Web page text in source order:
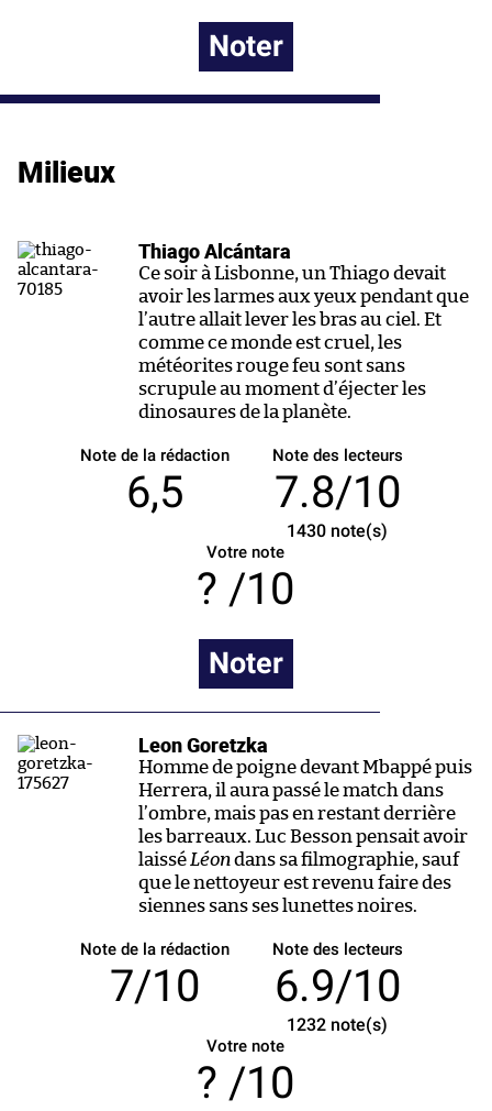
Noter
Milieux
Thiago Alcántara
Ce soir à Lisbonne, un Thiago devait
avoir les larmes aux yeux pendant que
l’autre allait lever les bras au ciel. Et
comme ce monde est cruel, les
météorites rouge feu sont sans
scrupule au moment d’éjecter les
dinosaures de la planète.
Note de la rédaction
6,5
Note des lecteurs
7.8/10
1430 note(s)
Votre note
/10
Noter
Leon Goretzka
Homme de poigne devant Mbappé puis
Herrera, il aura passé le match dans
l’ombre, mais pas en restant derrière
les barreaux. Luc Besson pensait avoir
laissé Léondans sa filmographie, sauf
que le nettoyeur est revenu faire des
siennes sans ses lunettes noires.
Note de la rédaction
7/10
Note des lecteurs
6.9/10
1232 note(s)
Votre note
/10